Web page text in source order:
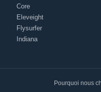
Core
Eleveight
Flysurfer
Indiana
Pourquoi nous